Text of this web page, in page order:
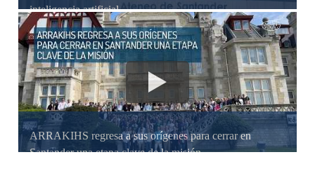
inteligencia artificial
ARRAKIHS regresa a sus orígenes para cerrar en
Santander una etapa clave de la misión